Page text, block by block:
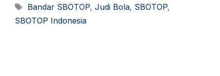
Tag
Bandar SBOTOP, Judi Bola, SBOTOP,
SBOTOP Indonesia